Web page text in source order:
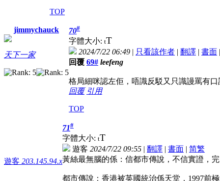
TOP
jimmychauck
天下一家
70#
字體大小: tT
2024/7/22 06:49 | 只看該作者 | 翻譯 | 書面
回覆 69# leefeng
格局細咪認左佢，唔識反駁又只識謾罵有
回覆 引用
TOP
遊客 203.145.94.x
71#
字體大小: tT
遊客 2024/7/22 09:55 | 翻譯 | 書面 | 简繁
黃絲最無腦的係：信都市傳說，不信實證，完
都市傳說：香港被英國統治係天堂，1997前